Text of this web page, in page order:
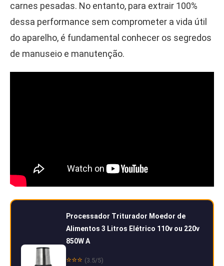
carnes pesadas. No entanto, para extrair 100%
dessa performance sem comprometer a vida útil
do aparelho, é fundamental conhecer os segredos
de manuseio e manutenção.
Processador Triturador Moedor de
Alimentos 3 Litros Elétrico 110v ou 220v
850W A
⭐⭐⭐ (3.5/5)